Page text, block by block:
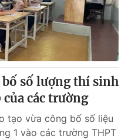
điện tử số 483/GP-BTTTT
Hạnh, Phạm Quốc Thắng,
355 932
897
số lượng thí sinh
các trường
tạo vừa công bố số liệu
1 vào các trường THPT